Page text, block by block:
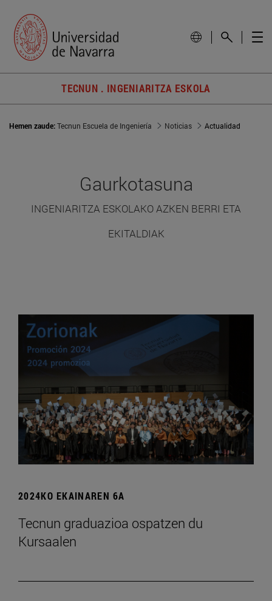
TECNUN . INGENIARITZA ESKOLA
Hemen zaude:Tecnun Escuela de Ingeniería Noticias Actualidad
Gaurkotasuna
INGENIARITZA ESKOLAKO AZKEN BERRI ETA
EKITALDIAK
2024KO EKAINAREN 6A
Tecnun graduazioa ospatzen du
Kursaalen